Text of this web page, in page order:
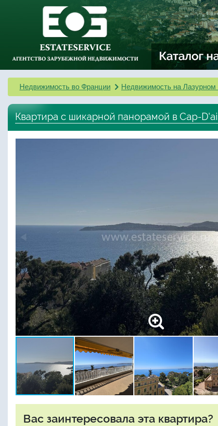
Недвижимость во Франции Недвижимость на Лазурном
Квартира с шикарной панорамой в Cap-
Вас заинтересовала эта квартира?